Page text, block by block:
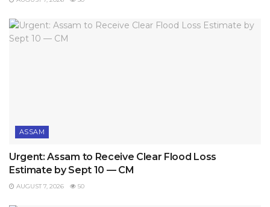
ASSAM
Urgent: Assam to Receive Clear Flood Loss
Estimate by Sept 10 — CM
AUGUST 7, 2026 50